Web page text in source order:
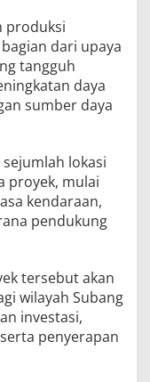
produksi
dari upaya
tangguh
daya
sumber daya
lokasi
proyek, mulai
kendaraan,
pendukung
tersebut akan
wilayah Subang
investasi,
penyerapan